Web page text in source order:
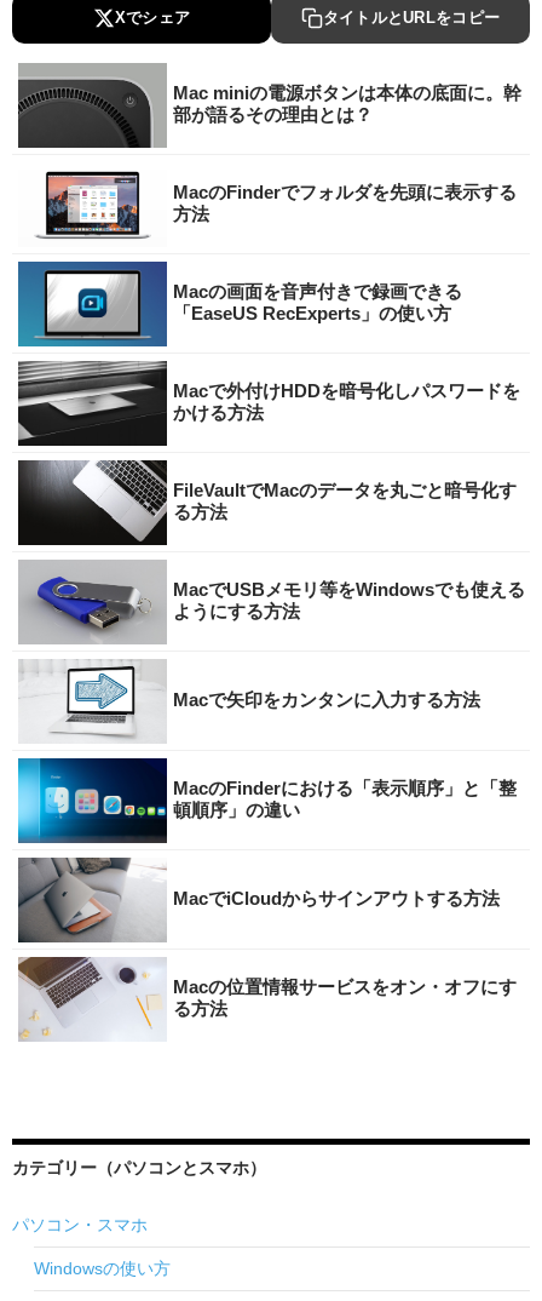
Xでシェア タイトルとURLをコピー
Mac miniの電源ボタンは本体の底面に。幹
部が語るその理由とは？
MacのFinderでフォルダを先頭に表示する
方法
Macの画面を音声付きで録画できる
「EaseUS RecExperts」の使い方
Macで外付けHDDを暗号化しパスワードを
かける方法
FileVaultでMacのデータを丸ごと暗号化す
る方法
MacでUSBメモリ等をWindowsでも使える
ようにする方法
Macで矢印をカンタンに入力する方法
MacのFinderにおける「表示順序」と「整
頓順序」の違い
MacでiCloudからサインアウトする方法
Macの位置情報サービスをオン・オフにす
る方法
カテゴリー（パソコンとスマホ）
パソコン・スマホ
Windowsの使い方